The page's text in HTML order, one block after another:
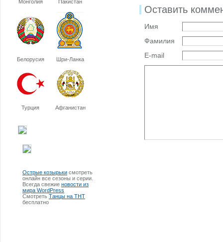
Монголия Пакистан
Белорусия Шри-Ланка
Турция Афганистан
Острые козырьки смотреть
онлайн все сезоны и серии.
Всегда свежие новости из
мира WordPress
Смотреть Танцы на ТНТ
бесплатно
Оставить
Имя
Фамилия
E-mail